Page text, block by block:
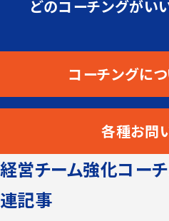
どのコーチングがい
コーチングに
各種お問
経営チーム強化コー
連記事